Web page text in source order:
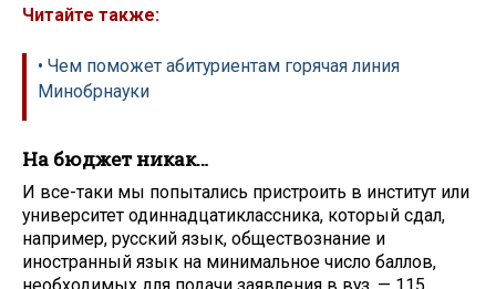
Читайте также:
• Чем поможет абитуриентам горячая линия
Минобрнауки
На бюджет никак…
И все-таки мы попытались пристроить в институт или
университет одиннадцатиклассника, который сдал,
например, русский язык, обществознание и
иностранный язык на минимальное число баллов,